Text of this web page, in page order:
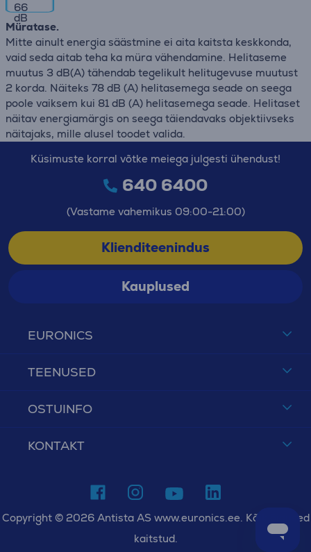
66
dB
Müratase.
Mitte ainult energia säästmine ei aita kaitsta keskkonda,
vaid seda aitab teha ka müra vähendamine. Helitaseme
muutus 3 dB(A) tähendab tegelikult helitugevuse muutust
2 korda. Näiteks 78 dB (A) helitasemega seade on seega
poole vaiksem kui 81 dB (A) helitasemega seade. Helitaset
näitav energiamärgis on seega täiendavaks objektiivseks
näitajaks, mille alusel toodet valida.
EURONICS
TEENUSED
OSTUINFO
KONTAKT
Küsimuste korral võtke meiega julgesti ühendust!
640 6400
(Vastame vahemikus 09:00-21:00)
Klienditeenindus
Kauplused
Copyright © 2026 Antista AS www.euronics.ee. Kõik õigused
kaitstud.